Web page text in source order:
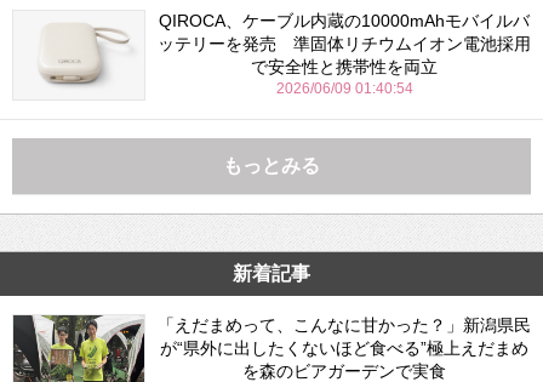
QIROCA、ケーブル内蔵の10000mAhモバイルバ
ッテリーを発売 準固体リチウムイオン電池採用
で安全性と携帯性を両立
2026/06/09 01:40:54
もっとみる
新着記事
「えだまめって、こんなに甘かった？」新潟県民
が“県外に出したくないほど食べる”極上えだまめ
を森のビアガーデンで実食